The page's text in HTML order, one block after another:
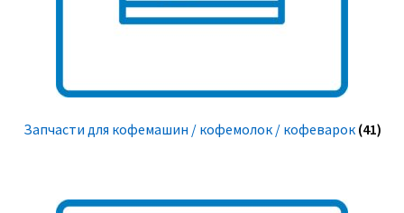
Запчасти для кофемашин / кофемолок / кофеварок (41)